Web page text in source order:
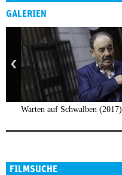
GALERIEN
Warten auf Schwalben (2017)
FILMSUCHE